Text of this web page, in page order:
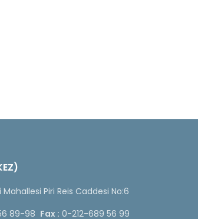
Piri Reis Caddesi No:6
89-98 Fax : 0-212-689 56 99